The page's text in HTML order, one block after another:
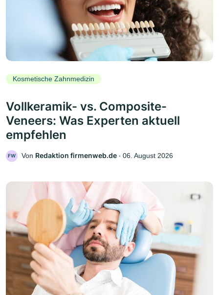
Kosmetische Zahnmedizin
Vollkeramik- vs. Composite-
Veneers: Was Experten aktuell
empfehlen
FW Von Redaktion firmenweb.de ‧ 06. August 2026